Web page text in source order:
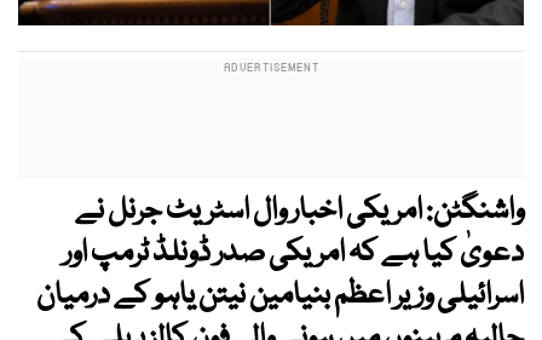
واشنگٹن: امریکی اخبار وال اسٹریٹ جرنل نے
دعویٰ کیا ہے کہ امریکی صدر ڈونلڈ ٹرمپ اور
اسرائیلی وزیر اعظم بنیامین نیتن یاہو کے درمیان